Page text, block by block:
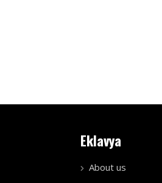
Eklavya
About us